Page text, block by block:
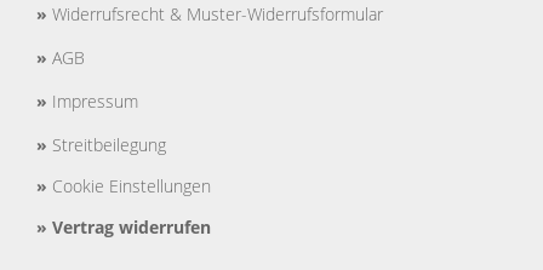
» Widerrufsrecht & Muster-Widerrufsformular
» AGB
» Impressum
» Streitbeilegung
» Cookie Einstellungen
» Vertrag widerrufen